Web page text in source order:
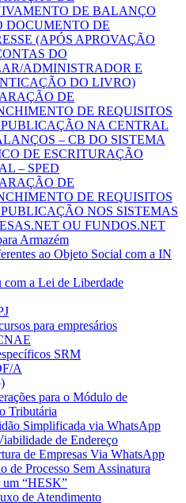
DE BALANÇO
DOCUMENTO DE
(APÓS APROVAÇÃO
DO
ADMINISTRADOR E
DO LIVRO)
DE
DE REQUISITOS
NA CENTRAL
– CB DO SISTEMA
DE ESCRITURAÇÃO
– SPED
DE
DE REQUISITOS
NOS SISTEMAS
OU FUNDOS.NET
Armazém
ao Objeto Social com a IN
com a Lei de Liberdade
para empresários
SRM
A
para o Módulo de
Tributária
Simplificada via WhatsApp
de Endereço
de Empresas Via WhatsApp
de Processo Sem Assinatura
“HESK”
de Atendimento